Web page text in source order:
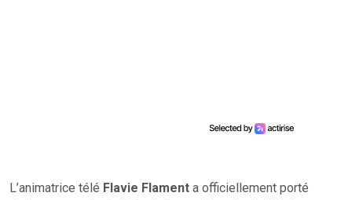
L’animatrice télé Flavie Flament a officiellement porté